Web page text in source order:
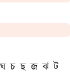
ঘ চ ছ জ ঝ ট